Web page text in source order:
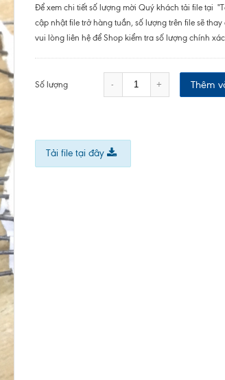
Để xem chi tiết số lượng mời Quý khách tải file tại
cập nhật file trở hàng tuần, số lượng trên file sẽ
vui lòng liên hệ để Shop kiểm tra số lượng chính
Số lượng - + Thêm
Tải file tại đây